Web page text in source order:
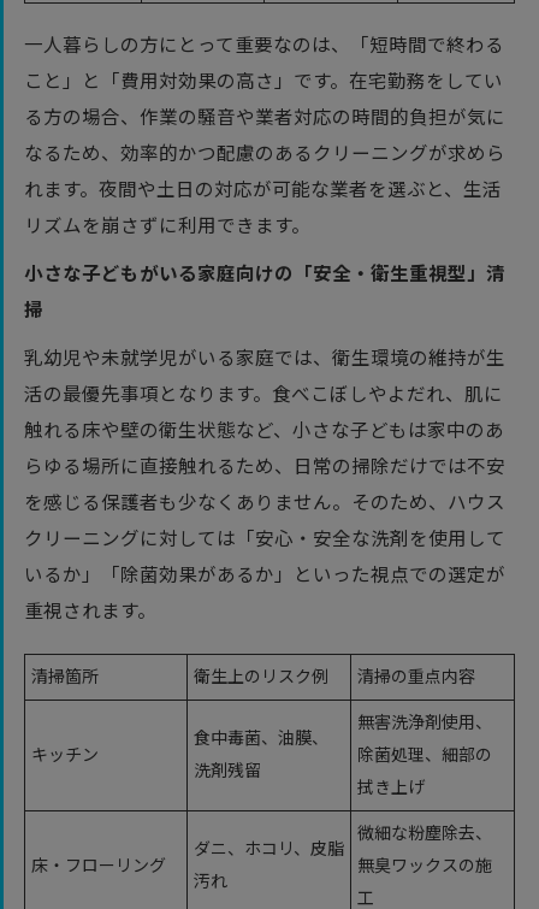
一人暮らしの方にとって重要なのは、「短時間で終わる
こと」と「費用対効果の高さ」です。在宅勤務をしてい
る方の場合、作業の騒音や業者対応の時間的負担が気に
なるため、効率的かつ配慮のあるクリーニングが求めら
れます。夜間や土日の対応が可能な業者を選ぶと、生活
リズムを崩さずに利用できます。
小さな子どもがいる家庭向けの「安全・衛生重視型」清
掃
乳幼児や未就学児がいる家庭では、衛生環境の維持が生
活の最優先事項となります。食べこぼしやよだれ、肌に
触れる床や壁の衛生状態など、小さな子どもは家中のあ
らゆる場所に直接触れるため、日常の掃除だけでは不安
を感じる保護者も少なくありません。そのため、ハウス
クリーニングに対しては「安心・安全な洗剤を使用して
いるか」「除菌効果があるか」といった視点での選定が
重視されます。
清掃箇所 衛生上のリスク例 清掃の重点内容
キッチン
食中毒菌、油膜、
洗剤残留
無害洗浄剤使用、
除菌処理、細部の
拭き上げ
床・フローリング
ダニ、ホコリ、皮脂
汚れ
微細な粉塵除去、
無臭ワックスの施
工